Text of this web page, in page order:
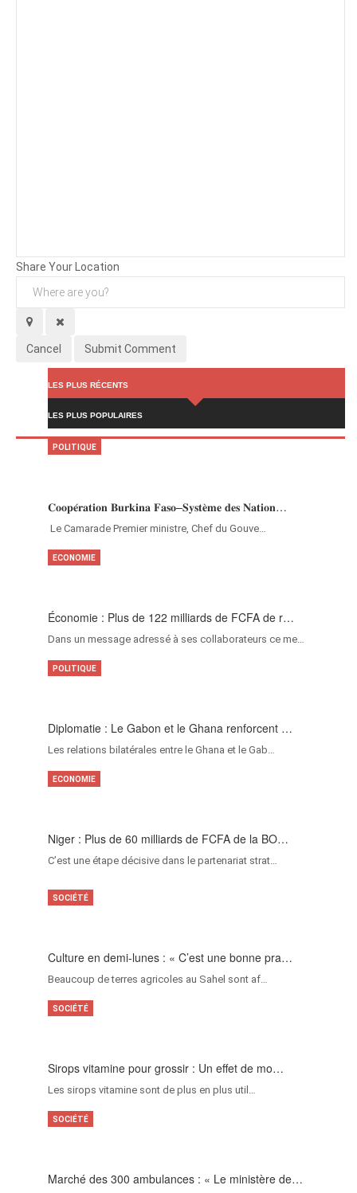
Share Your Location
Cancel Submit Comment
LES PLUS RÉCENTS
LES PLUS POPULAIRES
𝐂𝐨𝐨𝐩𝐞́𝐫𝐚𝐭𝐢𝐨𝐧 𝐁𝐮𝐫𝐤𝐢𝐧𝐚 𝐅𝐚𝐬𝐨–𝐒𝐲𝐬𝐭𝐞̀𝐦𝐞 𝐝𝐞𝐬 𝐍𝐚𝐭𝐢𝐨𝐧…
‎Le Camarade Premier ministre, Chef du Gouve…
POLITIQUE
Économie : Plus de 122 milliards de FCFA de r…
Dans un message adressé à ses collaborateurs ce me…
ECONOMIE
Diplomatie : Le Gabon et le Ghana renforcent …
Les relations bilatérales entre le Ghana et le Gab…
POLITIQUE
Niger : Plus de 60 milliards de FCFA de la BO…
C’est une étape décisive dans le partenariat strat…
ECONOMIE
Culture en demi-lunes : « C’est une bonne pra…
Beaucoup de terres agricoles au Sahel sont af…
SOCIÉTÉ
Sirops vitamine pour grossir : Un effet de mo…
Les sirops vitamine sont de plus en plus util…
SOCIÉTÉ
Marché des 300 ambulances : « Le ministère de…
SOCIÉTÉ